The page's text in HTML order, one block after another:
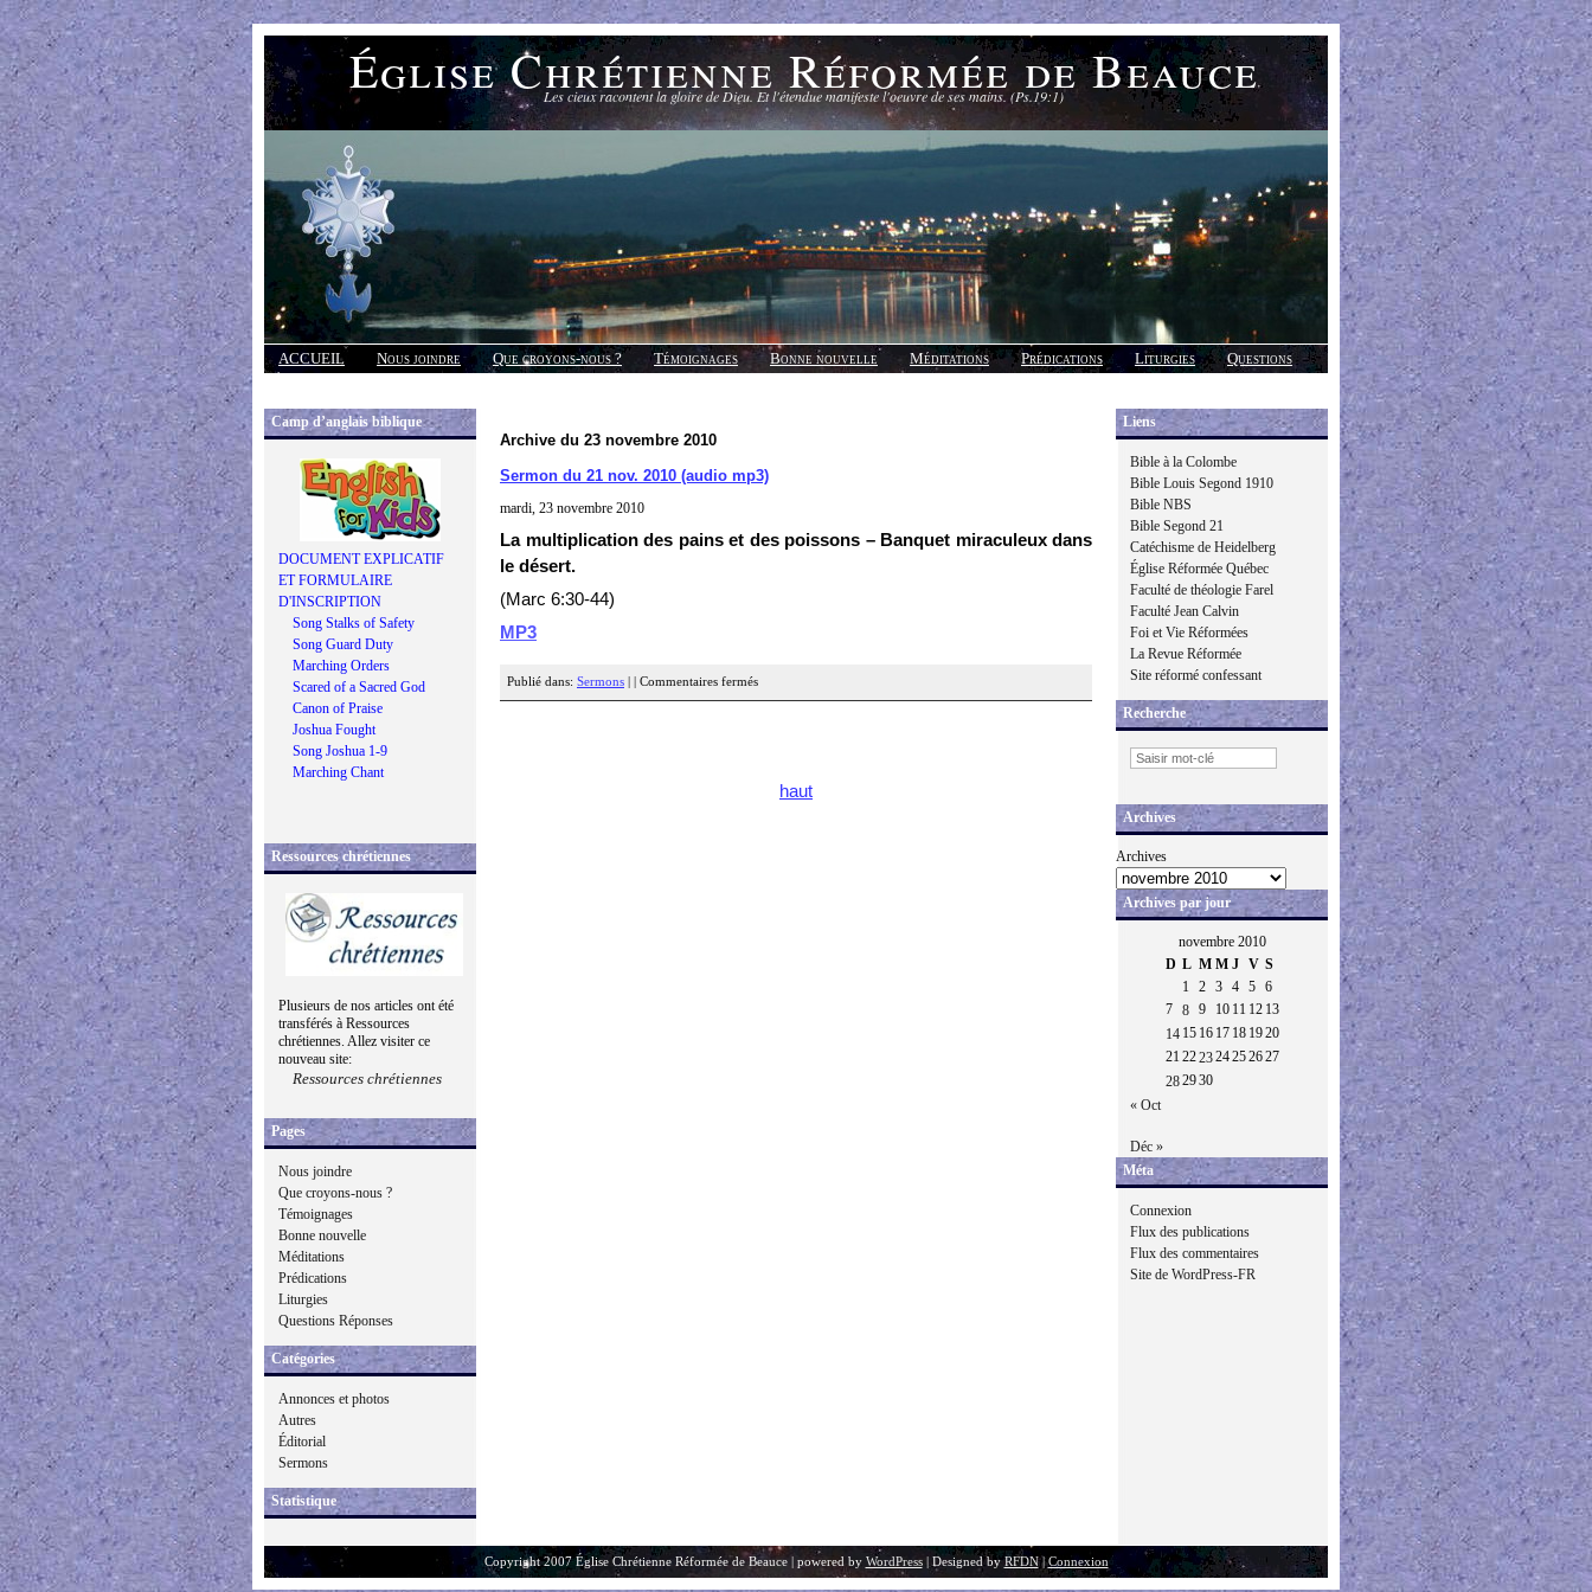
Église Chrétienne Réformée de Beauce
Les cieux racontent la gloire de Dieu. Et l'étendue manifeste l'oeuvre de ses mains. (Ps.19:1)
ACCUEIL Nous joindre Que croyons-nous ? Témoignages Bonne nouvelle Méditations Prédications Liturgies
Questions
Réponses
Camp d’anglais biblique
DOCUMENT EXPLICATIF
ET FORMULAIRE
D'INSCRIPTION
Song Stalks of Safety
Song Guard Duty
Marching Orders
Scared of a Sacred God
Canon of Praise
Joshua Fought
Song Joshua 1-9
Marching Chant
Ressources chrétiennes
Plusieurs de nos articles ont été
transférés à Ressources
chrétiennes. Allez visiter ce
nouveau site:
Ressources chrétiennes
Pages
Nous joindre
Que croyons-nous ?
Témoignages
Bonne nouvelle
Méditations
Prédications
Liturgies
Questions Réponses
Catégories
Annonces et photos
Autres
Éditorial
Sermons
Statistique
Archive du 23 novembre 2010
Sermon du 21 nov. 2010 (audio mp3)
mardi, 23 novembre 2010
La multiplication des pains et des poissons – Banquet miraculeux dans
le désert.
(Marc 6:30-44)
MP3
Publié dans: Sermons Commentaires fermés
haut
Liens
Bible à la Colombe
Bible Louis Segond 1910
Bible NBS
Bible Segond 21
Catéchisme de Heidelberg
Église Réformée Québec
Faculté de théologie Farel
Faculté Jean Calvin
Foi et Vie Réformées
La Revue Réformée
Site réformé confessant
Recherche
Archives
Archives
Archives par jour
novembre 2010
D L M M J V S
1
2 3 4 5
6
7
8 9 10 11 12 13
14 15 16 17 18 1920
21 222324252627
282930
« Oct
Déc »
Méta
Connexion
Flux des publications
Flux des commentaires
Site de WordPress-FR
Copyright 2007 Église Chrétienne Réformée de Beauce | powered by WordPress| Designed byRFDN|Connexion